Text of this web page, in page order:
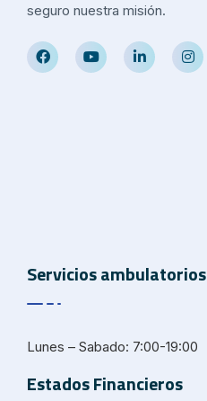
seguro nuestra misión.
Servicios ambulatorios
Lunes – Sabado: 7:00-19:00
Estados Financieros